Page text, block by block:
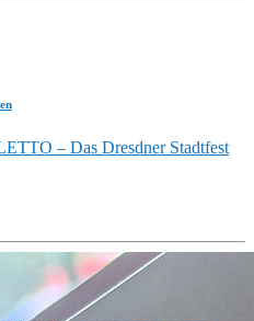
– Das Dresdner Stadtfest